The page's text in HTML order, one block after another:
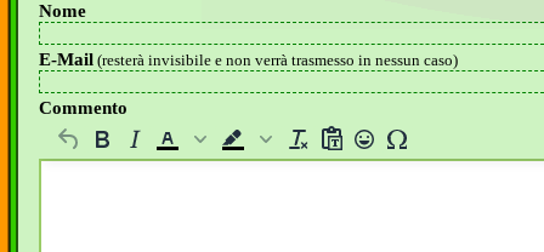
Nome
E-Mail (resterà invisibile e non verrà trasmesso in nessun caso)
Commento